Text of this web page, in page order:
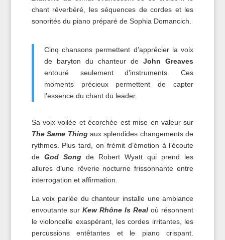
chant réverbéré, les séquences de cordes et les
sonorités du piano préparé de Sophia Domancich.
Cinq chansons permettent d’apprécier la voix
de baryton du chanteur deJohn Greaves
entouré seulement d’instruments. Ces
moments précieux permettent de capter
l’essence du chant du leader.
Sa voix voilée et écorchée est mise en valeur sur
The Same Thingaux splendides changements de
rythmes. Plus tard, on frémit d’émotion à l’écoute
de God Songde Robert Wyatt qui prend les
allures d’une rêverie nocturne frissonnante entre
interrogation et affirmation.
La voix parlée du chanteur installe une ambiance
envoutante sur Kew Rhône Is Real où résonnent
le violoncelle exaspérant, les cordes irritantes, les
percussions entêtantes et le piano crispant.